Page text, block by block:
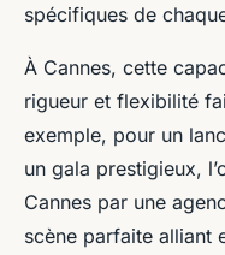
spécifiques de
À Cannes, cette
rigueur et flexibilité
exemple, pour un
un gala prestigieux,
Cannes par une
scène parfaite alliant